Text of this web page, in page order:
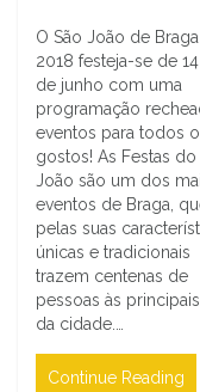
O São João de Braga
2018 festeja-se de
de junho com uma
programação
eventos para todos
gostos! As Festas do
João são um dos
eventos de Braga,
pelas suas
únicas e tradicionais
trazem centenas de
pessoas às
da cidade.…
Continue Reading